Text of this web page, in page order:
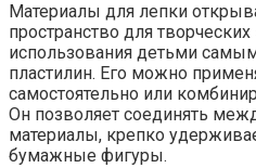
Материалы для лепки
пространство для
использования детьми
пластилин. Его можно
самостоятельно или
Он позволяет соединять
материалы, крепко
бумажные фигуры.